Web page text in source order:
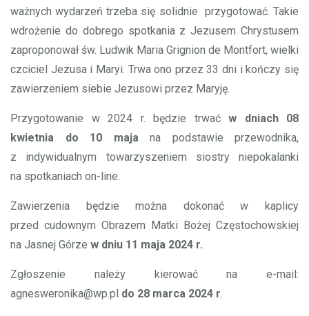
ważnych wydarzeń trzeba się solidnie przygotować. Takie
wdrożenie do dobrego spotkania z Jezusem Chrystusem
zaproponował św. Ludwik Maria Grignion de Montfort, wielki
czciciel Jezusa i Maryi. Trwa ono przez 33 dni i kończy się
zawierzeniem siebie Jezusowi przez Maryję.
Przygotowanie w 2024 r. będzie trwać w dniach 08
kwietnia do 10 majana podstawie przewodnika,
z indywidualnym towarzyszeniem siostry niepokalanki
na spotkaniach on-line.
Zawierzenia będzie można dokonać w kaplicy
przed cudownym Obrazem Matki Bożej Częstochowskiej
na Jasnej Górze w dniu 11 maja 2024 r.
Zgłoszenie należy kierować na e-mail:
agnesweronika@wp.pl do 28 marca 2024 r.